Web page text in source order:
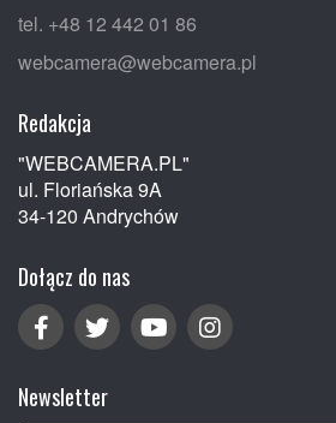
tel. +48 12 442 01 86
webcamera@webcamera.pl
Redakcja
"WEBCAMERA.PL"
ul. Floriańska 9A
34-120 Andrychów
Dołącz do nas
Newsletter